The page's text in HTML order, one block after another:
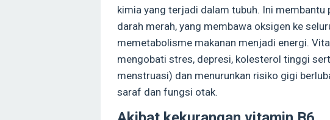
kimia yang terjadi dalam tubuh. Ini
darah merah, yang membawa oksigen ke
memetabolisme makanan menjadi energi.
mengobati stres, depresi, kolesterol tinggi
menstruasi) dan menurunkan risiko gigi
saraf dan fungsi otak.